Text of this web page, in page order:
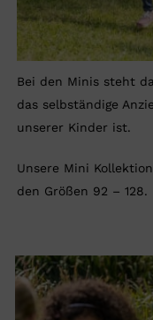
Bei den Minis steht
das selbständige
unserer Kinder ist.
Unsere Mini
den Größen 92 – 128.